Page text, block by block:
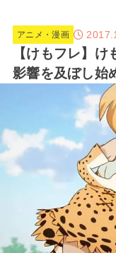
アニメ・漫画
【けもフレ】
影響を及ぼし始